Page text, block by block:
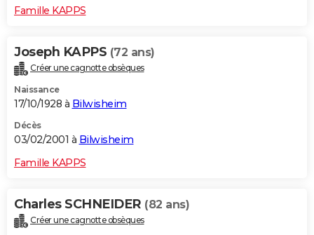
Famille KAPPS
Joseph KAPPS (72 ans)
Créer une cagnotte obsèques
Naissance
17/10/1928 à Bilwisheim
Décès
03/02/2001 à Bilwisheim
Famille KAPPS
Charles SCHNEIDER (82 ans)
Créer une cagnotte obsèques